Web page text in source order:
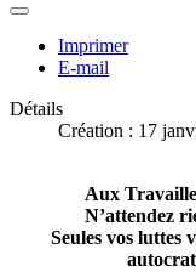
Imprimer
E-mail
Détails
Création : 17
Aux
N’attendez
Seules vos luttes